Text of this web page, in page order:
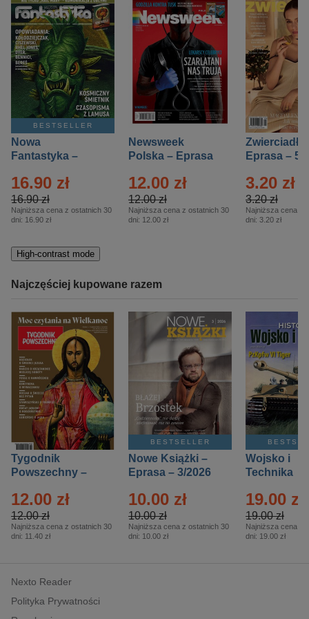
BESTSELLER
Nowa
Fantastyka –
16.90 zł
16.90 zł
Najniższa cena z ostatnich 30
dni: 16.90 zł
Newsweek
Polska – Eprasa
12.00 zł
12.00 zł
Najniższa cena z ostatnich 30
dni: 12.00 zł
Zwierciadło
Eprasa – 5/
3.20 zł
3.20 zł
Najniższa cena z
dni: 3.20 zł
High-contrast mode
Najczęściej kupowane razem
Tygodnik
Powszechny –
12.00 zł
12.00 zł
Najniższa cena z ostatnich 30
dni: 11.40 zł
BESTSELLER
Nowe Książki –
Eprasa – 3/2026
10.00 zł
10.00 zł
Najniższa cena z ostatnich 30
dni: 10.00 zł
Wojsko i
Technika
– 2/2026
19.00 zł
19.00 zł
Najniższa cena z
dni: 19.00 zł
Nexto Reader
Polityka Prywatności